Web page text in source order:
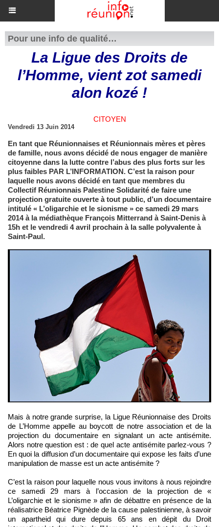
Pour une info de qualité…
La Ligue des Droits de
l’Homme, vient zot samedi
alon kozé !
CITOYEN
Vendredi 13 Juin 2014
En tant que Réunionnaises et Réunionnais mères et pères
de famille, nous avons décidé de nous engager de manière
citoyenne dans la lutte contre l’abus des plus forts sur les
plus faibles PAR L’INFORMATION. C’est la raison pour
laquelle nous avons décidé en tant que membres du
Collectif Réunionnais Palestine Solidarité de faire une
projection gratuite ouverte à tout public, d’un documentaire
intitulé « L’oligarchie et le sionisme » ce samedi 29 mars
2014 à la médiathèque François Mitterrand à Saint-Denis à
15h et le vendredi 4 avril prochain à la salle polyvalente à
Saint-Paul.
Mais à notre grande surprise, la Ligue Réunionnaise des Droits
de L’Homme appelle au boycott de notre association et de la
projection du documentaire en signalant un acte antisémite.
Alors notre question est : de quel acte antisémite parlez-vous ?
En quoi la diffusion d’un documentaire qui expose les faits d’une
manipulation de masse est un acte antisémite ?
C’est la raison pour laquelle nous vous invitons à nous rejoindre
ce samedi 29 mars à l’occasion de la projection de «
L’oligarchie et le sionisme » afin de débattre en présence de la
réalisatrice Béatrice Pignède de la cause palestinienne, à savoir
un apartheid qui dure depuis 65 ans en dépit du Droit